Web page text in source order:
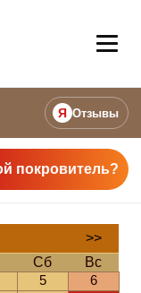
Я Отзывы
покровитель?
>>
Сб
Вс
5
6